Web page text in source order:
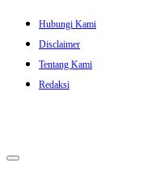
Skip
content
Hubungi Kami
Disclaimer
Tentang Kami
Redaksi